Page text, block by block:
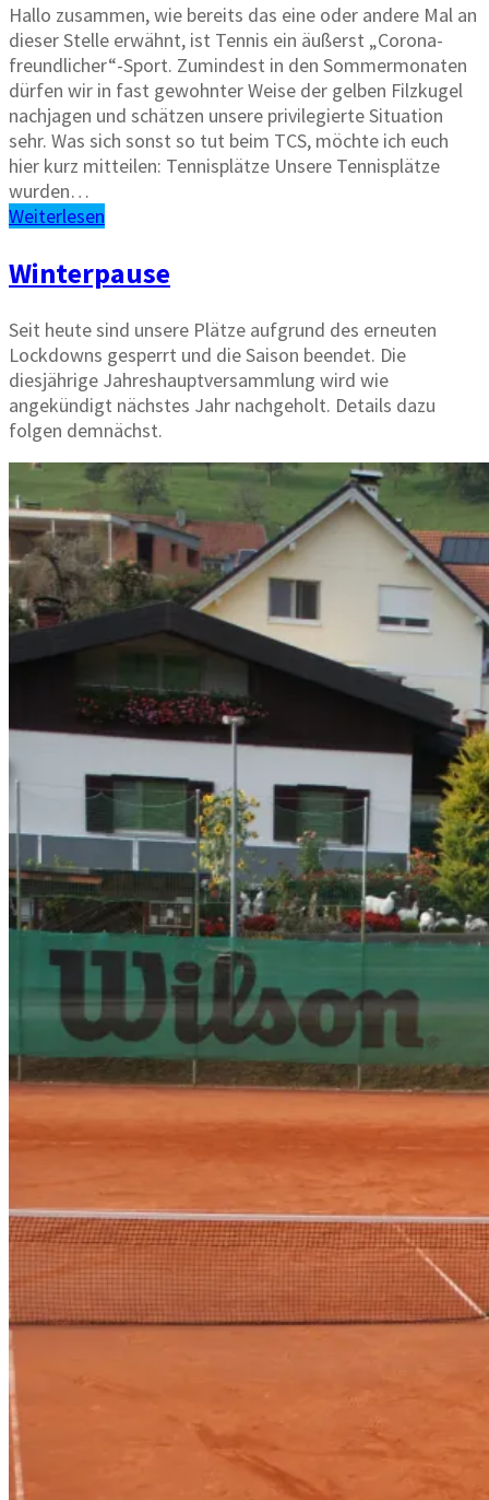
Hallo zusammen, wie bereits das eine oder andere Mal an
dieser Stelle erwähnt, ist Tennis ein äußerst „Corona-
freundlicher“-Sport. Zumindest in den Sommermonaten
dürfen wir in fast gewohnter Weise der gelben Filzkugel
nachjagen und schätzen unsere privilegierte Situation
sehr. Was sich sonst so tut beim TCS, möchte ich euch
hier kurz mitteilen: Tennisplätze Unsere Tennisplätze
wurden…
Weiterlesen
Winterpause
Seit heute sind unsere Plätze aufgrund des erneuten
Lockdowns gesperrt und die Saison beendet. Die
diesjährige Jahreshauptversammlung wird wie
angekündigt nächstes Jahr nachgeholt. Details dazu
folgen demnächst.